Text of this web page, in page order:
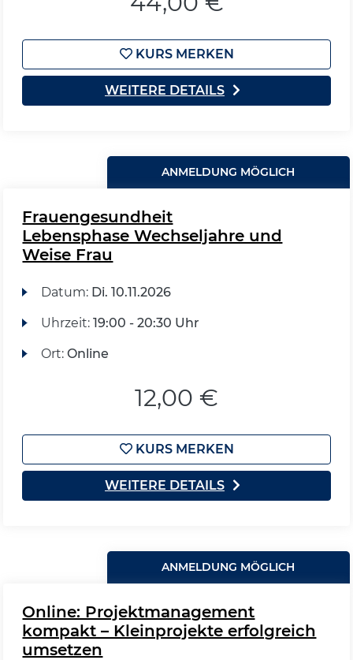
KURS MERKEN
WEITERE DETAILS
ANMELDUNG MÖGLICH
Frauengesundheit
Lebensphase Wechseljahre und
Weise Frau
Datum: Di. 10.11.2026
Uhrzeit: 19:00 - 20:30 Uhr
Ort: Online
12,00 €
KURS MERKEN
WEITERE DETAILS
ANMELDUNG MÖGLICH
Online: Projektmanagement
kompakt – Kleinprojekte erfolgreich
umsetzen